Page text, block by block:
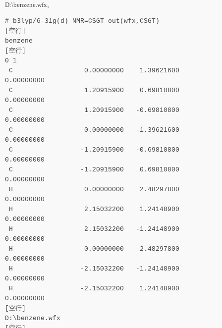
D:\benzene.wfx。
# b3lyp/6-31g(d) NMR=CSGT out(wfx,CSGT)
[空行]
benzene
[空行]
0 1
C 0.00000000 1.39621600
0.00000000
C 1.20915900 0.69810800
0.00000000
C 1.20915900 -0.69810800
0.00000000
C 0.00000000 -1.39621600
0.00000000
C -1.20915900 -0.69810800
0.00000000
C -1.20915900 0.69810800
0.00000000
H 0.00000000 2.48297800
0.00000000
H 2.15032200 1.24148900
0.00000000
H 2.15032200 -1.24148900
0.00000000
H 0.00000000 -2.48297800
0.00000000
H -2.15032200 -1.24148900
0.00000000
H -2.15032200 1.24148900
0.00000000
[空行]
D:\benzene.wfx